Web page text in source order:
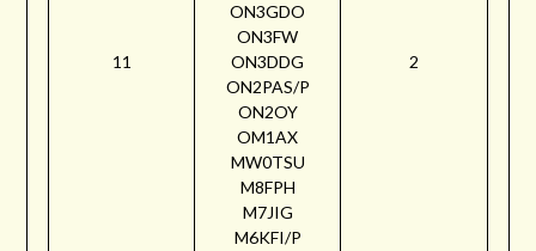
11
ON3GDO
ON3FW
ON3DDG
ON2PAS/P
ON2OY
OM1AX
MW0TSU
M8FPH
M7JIG
M6KFI/P
2